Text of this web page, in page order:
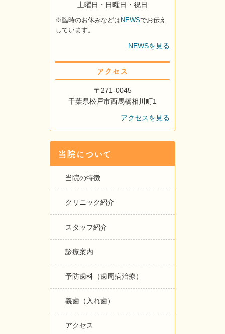
土曜日・日曜日・祝日
※臨時のお休みなどは NEWSでお伝え
しています。
NEWSを見る
アクセス
〒271-0045
千葉県松戸市西馬橋相川町1
アクセスを見る
当院について
当院の特徴
クリニック紹介
スタッフ紹介
診療案内
予防歯科（歯周病治療）
義歯（入れ歯）
アクセス